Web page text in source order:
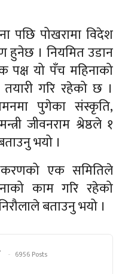
पछि पोखरामा विदेश
हुनेछ । नियमित उडान
पक्ष यो पँच महिनाको
गरि रहेको छ ।
पुगेका संस्कृति,
जीवनराम श्रेष्ठले १
भयो ।
एक समितिले
काम गरि रहेको
बताउनु भयो ।
6956 Posts